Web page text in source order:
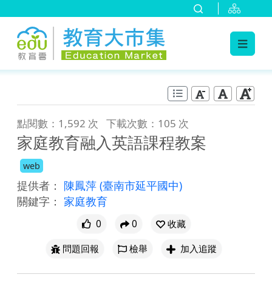
點閱數：1,592 次 下載次數：105 次
家庭教育融入英語課程教案
web
提供者： 陳鳳萍 (臺南市延平國中)
關鍵字： 家庭教育
0 0
收藏
問題回報
檢舉 加入追蹤